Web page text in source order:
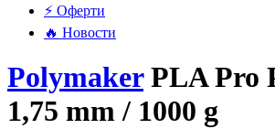
⚡ Оферти
🔥 Новости
PolymakerPLA Pro
1,75 mm / 1000 g